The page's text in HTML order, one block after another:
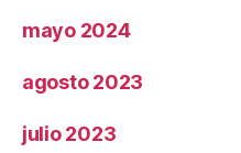
mayo 2024
agosto 2023
julio 2023